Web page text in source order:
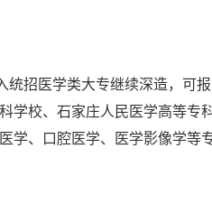
统招医学类大专继续深造，可报
学校、石家庄人民医学高等专
学、口腔医学、医学影像学等